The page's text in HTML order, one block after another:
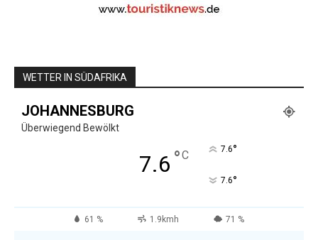
WETTER IN SÜDAFRIKA
JOHANNESBURG
Überwiegend Bewölkt
7.6 °C 7.6°
7.6°
61 % 1.9kmh 71 %